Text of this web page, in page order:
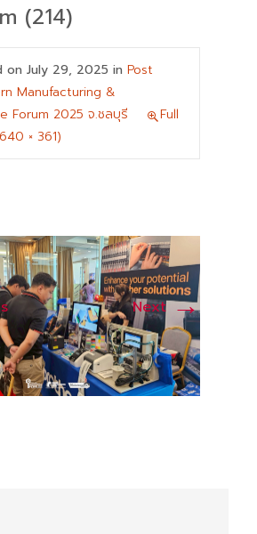
(214)
on July 29, 2025 in Post
Manufacturing &
Forum 2025 จ.ชลบุรี
Full
× 361)
Next→